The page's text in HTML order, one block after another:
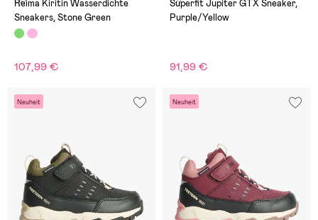
Reima Kiritin Wasserdichte
Sneakers, Stone Green
107,99 €
Superfit Jupiter GTX Sneaker,
Purple/Yellow
91,99 €
Neuheit Neuheit